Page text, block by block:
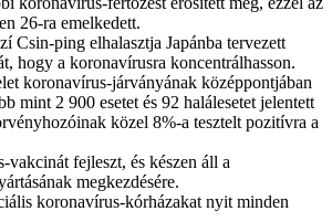
26-ra emelkedett.
Csin-ping elhalasztja Japánba tervezett
hogy a koronavírusra koncentrálhasson.
koronavírus-járványának középpontjában
mint 2 900 esetet és 92 halálesetet jelentett
közel 8%-a tesztelt pozitívra a
vakcinát fejleszt, és készen áll a
megkezdésére.
koronavírus-kórházakat nyit minden